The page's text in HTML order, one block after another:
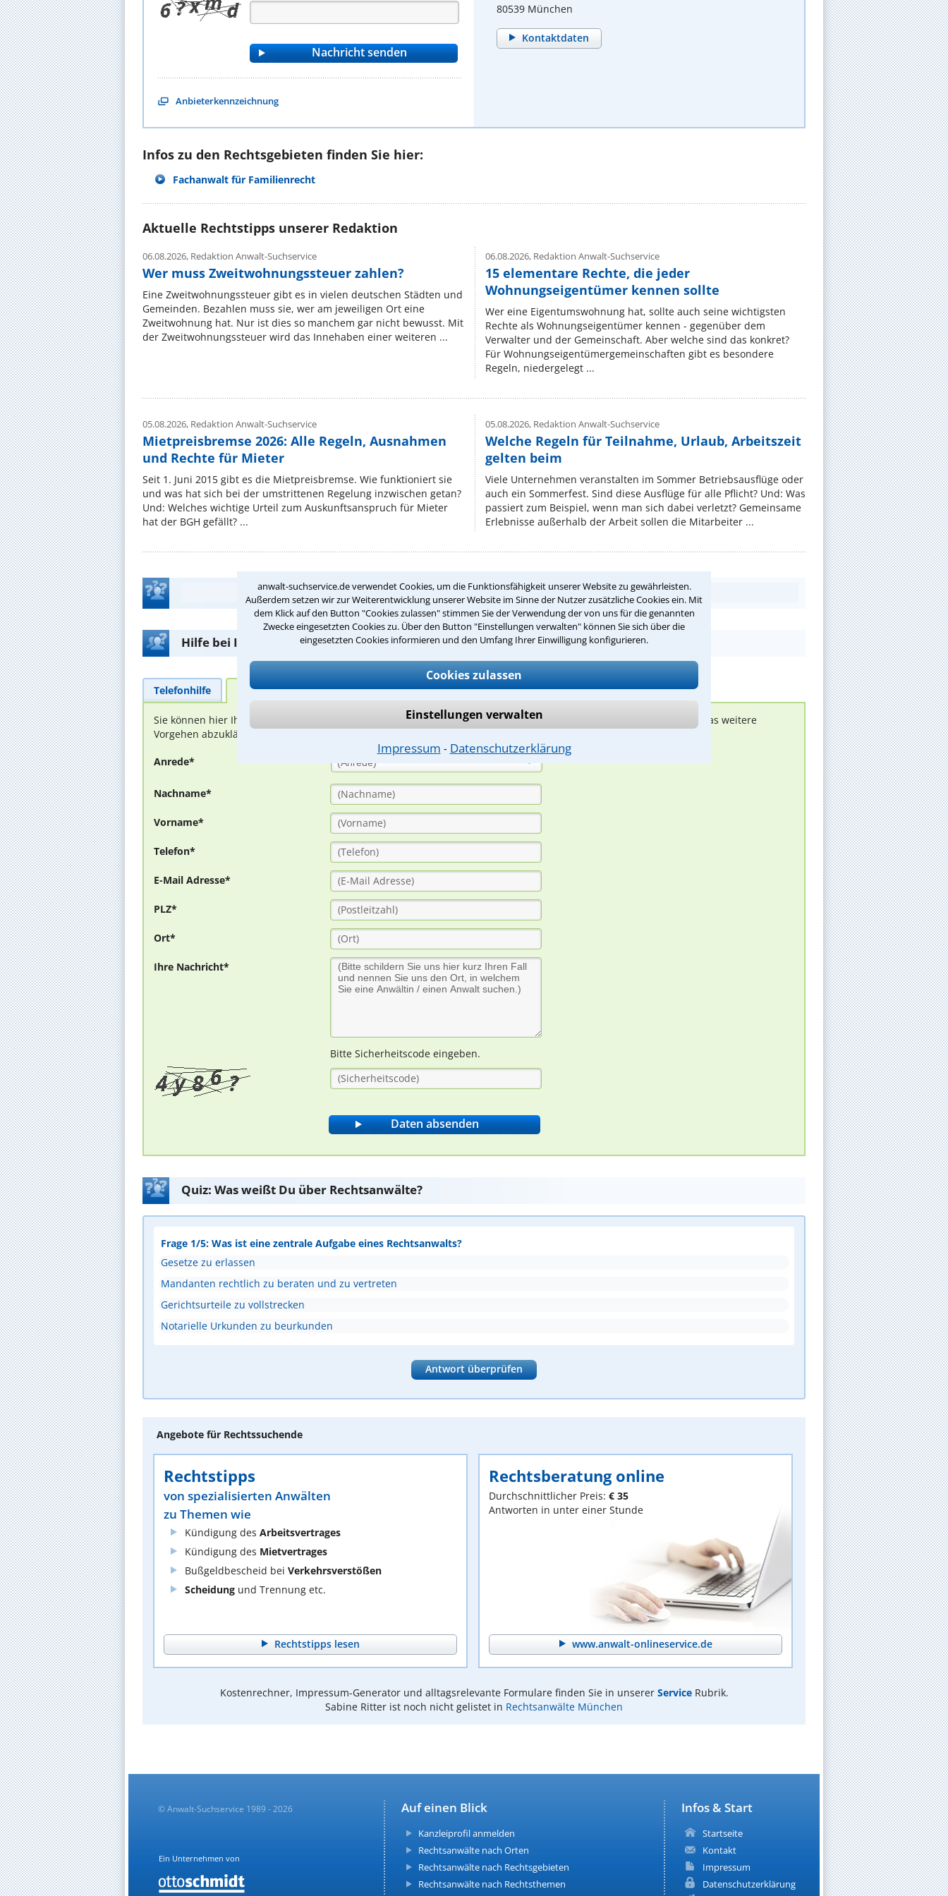
anwalt-suchservice.de verwendet Cookies, um die Funktionsfähigkeit unserer Website zu gewährleisten.
Außerdem setzen wir zur Weiterentwicklung unserer Website im Sinne der Nutzer zusätzliche Cookies ein. Mit
dem Klick auf den Button "Cookies zulassen" stimmen Sie der Verwendung der von uns für die genannten
Zwecke eingesetzten Cookies zu. Über den Button "Einstellungen verwalten" können Sie sich über die
eingesetzten Cookies informieren und den Umfang Ihrer Einwilligung konfigurieren.
Cookies zulassen
Einstellungen verwalten
Impressum ⁃ Datenschutzerklärung
Anbieterkennzeichnung
80539 München
Kontaktdaten
Infos zu den Rechtsgebieten finden Sie hier:
Fachanwalt für Familienrecht
Aktuelle Rechtstipps unserer Redaktion
06.08.2026, Redaktion Anwalt-Suchservice
Wer muss Zweitwohnungssteuer zahlen?
Eine Zweitwohnungssteuer gibt es in vielen deutschen Städten und
Gemeinden. Bezahlen muss sie, wer am jeweiligen Ort eine
Zweitwohnung hat. Nur ist dies so manchem gar nicht bewusst. Mit
der Zweitwohnungssteuer wird das Innehaben einer weiteren ...
06.08.2026,Redaktion Anwalt-Suchservice
15 elementare Rechte, die jeder
Wohnungseigentümer kennen sollte
Wer eine Eigentumswohnung hat, sollte auch seine wichtigsten
Rechte als Wohnungseigentümer kennen - gegenüber dem
Verwalter und der Gemeinschaft. Aber welche sind das konkret?
Für Wohnungseigentümergemeinschaften gibt es besondere
Regeln, niedergelegt ...
05.08.2026, Redaktion Anwalt-Suchservice
Mietpreisbremse 2026: Alle Regeln, Ausnahmen
und Rechte für Mieter
Seit 1. Juni 2015 gibt es die Mietpreisbremse. Wie funktioniert sie
und was hat sich bei der umstrittenen Regelung inzwischen getan?
Und: Welches wichtige Urteil zum Auskunftsanspruch für Mieter
hat der BGH gefällt? ...
05.08.2026,Redaktion Anwalt-Suchservice
Welche Regeln für Teilnahme, Urlaub, Arbeitszeit
gelten beim
Viele Unternehmen veranstalten im Sommer Betriebsausflüge oder
auch ein Sommerfest. Sind diese Ausflüge für alle Pflicht? Und: Was
passiert zum Beispiel, wenn man sich dabei verletzt? Gemeinsame
Erlebnisse außerhalb der Arbeit sollen die Mitarbeiter ...
Teste Dein Rechtswissen
Hilfe bei Ihrer Anwaltsuche?
Telefonhilfe Beratungsanfrage
Sie können hier Ihren Fall schildern. Anschließend werden sich spezialisierte Rechtsanwälte bei Ihnen melden, um das weitere
Vorgehen abzuklären. Die Rückmeldung durch einen Anwalt ist für Sie kostenlos.
Anrede* (Anrede)
Nachname*
Vorname*
Telefon*
E-Mail Adresse*
PLZ*
Ort*
Ihre Nachricht*
Bitte Sicherheitscode eingeben.
Quiz: Was weißt Du über Rechtsanwälte?
Frage 1/5: Was ist eine zentrale Aufgabe eines Rechtsanwalts?
Gesetze zu erlassen
Mandanten rechtlich zu beraten und zu vertreten
Gerichtsurteile zu vollstrecken
Notarielle Urkunden zu beurkunden
Antwort überprüfen
Angebote für Rechtssuchende
Rechtstipps
von spezialisierten Anwälten
zu Themen wie
Kündigung des Arbeitsvertrages
Kündigung des Mietvertrages
Bußgeldbescheid bei Verkehrsverstößen
Scheidung und Trennung etc.
Rechtstipps lesen
Rechtsberatung online
Durchschnittlicher Preis: € 35
Antworten in unter einer Stunde
www.anwalt-onlineservice.de
Kostenrechner, Impressum-Generator und alltagsrelevante Formulare finden Sie in unserer ServiceRubrik.
Sabine Ritter ist noch nicht gelistet in Rechtsanwälte München
Infos & Start
Startseite
Kontakt
Impressum
Datenschutzerklärung
Auf einen Blick
Kanzleiprofil anmelden
Rechtsanwälte nach Orten
Rechtsanwälte nach Rechtsgebieten
Rechtsanwälte nach Rechtsthemen
© Anwalt-Suchservice 1989 - 2026
Ein Unternehmen von